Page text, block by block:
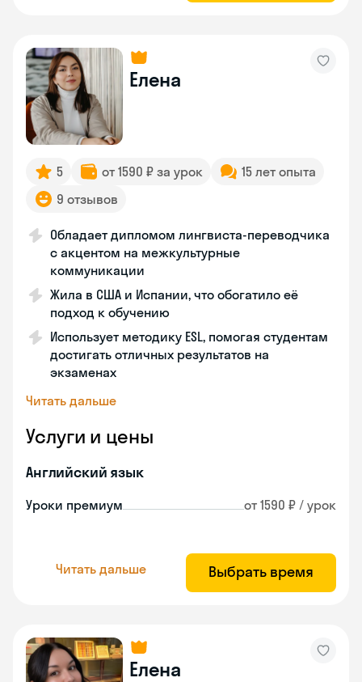
Елена
5 от 1590 ₽ за урок
15 лет опыта
9 отзывов
Обладает дипломом лингвиста-переводчика
с акцентом на межкультурные
коммуникации
Жила в США и Испании, что обогатило её
подход к обучению
Использует методику ESL, помогая студентам
достигать отличных результатов на
экзаменах
Читать дальше
Услуги и цены
Английский язык
Уроки премиум от 1590 ₽ / урок
Читать дальше Выбрать время
Елена